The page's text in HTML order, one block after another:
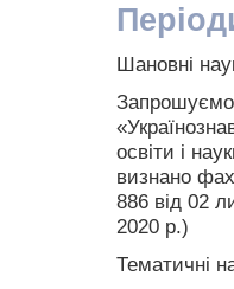
Шановні
Запрошуємо
освіти і
визнано
886 від 02
2020 р.)
Тематичні